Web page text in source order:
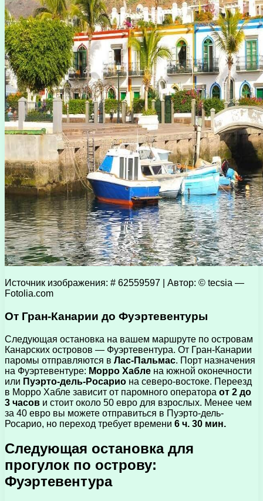
Источник изображения: # 62559597 | Автор: © tecsia —
Fotolia.com
От Гран-Канарии до Фуэртевентуры
Следующая остановка на вашем маршруте по островам
Канарских островов — Фуэртевентура. От Гран-Канарии
паромы отправляются в Лас-Пальмас. Порт назначения
на Фуэртевентуре: Морро Хабле на южной оконечности
или Пуэрто-дель-Росарио на северо-востоке. Переезд
в Морро Хабле зависит от паромного оператора от 2 до
3 часов и стоит около 50 евро для взрослых. Менее чем
за 40 евро вы можете отправиться в Пуэрто-дель-
Росарио, но переход требует времени 6 ч. 30 мин.
Следующая остановка для
прогулок по острову:
Фуэртевентура